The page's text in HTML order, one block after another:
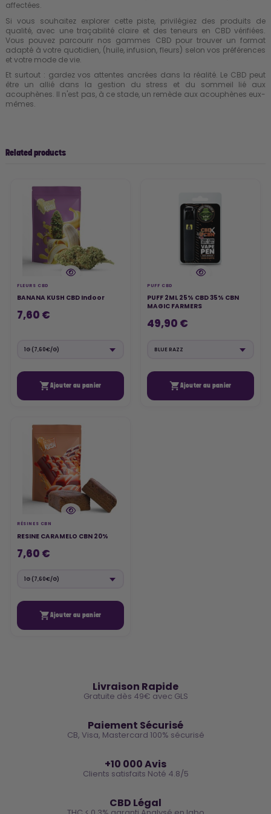
affectées.
Si vous souhaitez explorer cette piste, privilégiez des produits de
qualité, avec une traçabilité claire et des teneurs en CBD vérifiées.
Vous pouvez parcourir nos gammes CBDpour trouver un format
adapté à votre quotidien, (huile, infusion, fleurs) selon vos préférences
et votre mode de vie.
Et surtout : gardez vos attentes ancrées dans la réalité. Le CBD peut
être un allié dans la gestion du stress et du sommeil lié aux
acouphènes. Il n'est pas, à ce stade, un remède aux acouphènes eux-
mêmes.
Related products
FLEURS CBD
BANANA KUSH CBD Indoor
7,60 €
Ajouter au panier
PUFF CBD
PUFF 2ML 25% CBD 35% CBN
MAGIC FARMERS
49,90 €
Ajouter au panier
RÉSINES CBN
RESINE CARAMELO CBN 20%
7,60 €
Ajouter au panier
Livraison Rapide
Gratuite dès 49€ avec GLS
Paiement Sécurisé
CB, Visa, Mastercard 100% sécurisé
+10 000 Avis
Clients satisfaits Noté 4.8/5
CBD Légal